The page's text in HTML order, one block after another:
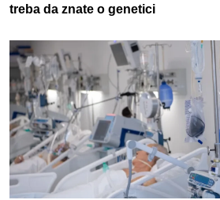
treba da znate o genetici